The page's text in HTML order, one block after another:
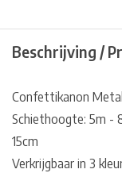
Beschrijving /
Confettikanon
Schiethoogte: 5m -
15cm
Verkrijgbaar in 3